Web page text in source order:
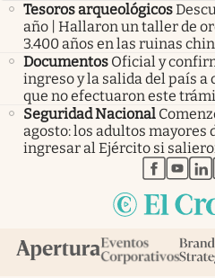
Tesoros arqueológicos
año | Hallaron un taller de
3.400 años en las ruinas
Documentos Oficial y
ingreso y la salida del país a
que no efectuaron este
Seguridad Nacional
agosto: los adultos mayores
ingresar al Ejército si
abre en